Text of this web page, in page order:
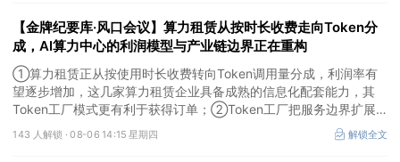
【金牌纪要库·风口会议】算力租赁从按时长收费走向Token分
成，AI算力中心的利润模型与产业链边界正在重构
①算力租赁正从按使用时长收费转向Token调用量分成，利润率有
望逐步增加，这几家算力租赁企业具备成熟的信息化配套能力，其
Token工厂模式更有利于获得订单；②Token工厂把服务边界扩展
至调度、模型适配、计费和安全，这类具备网络安全配套和底层模型
适配业务的企业也会受益Token工厂建设；③高端训练卡仍受供给
143 人解锁 ·08-06 14:15 星期四 解锁全文